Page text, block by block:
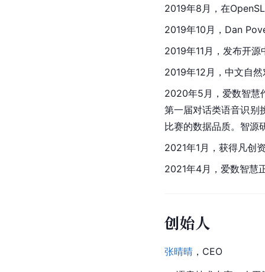
2019年8月，在
2019年10月，Dan
2019年11月，发布开
2019年12月，中文自
2020年5月，爱数智慧
第一届对话类语音识别
比赛的数据品质。智源
2021年1月，获得凡创
2021年4月， 爱数智慧
创始人
张晴晴 ，CEO